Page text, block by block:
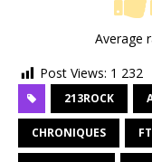
Average
Post Views: 1 232
213ROCK
CHRONIQUES